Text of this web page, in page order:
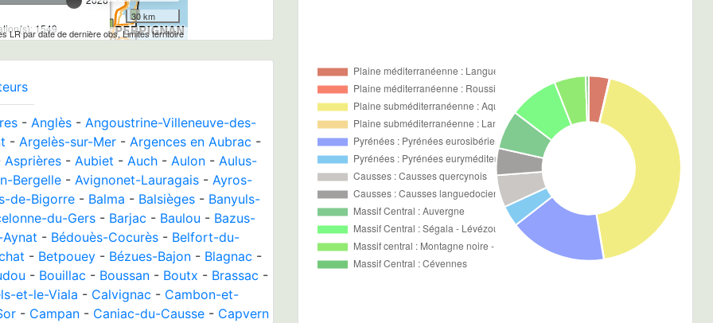
1549
30 km
LR par date de dernière obs, Limites territoire
- Anglès - Angoustrine-Villeneuve-des-
- Argelès-sur-Mer - Argences en Aubrac -
Asprières - Aubiet - Auch - Aulon - Aulus-
Bergelle - Avignonet-Lauragais - Ayros-
de-Bigorre - Balma - Balsièges - Banyuls-
du-Gers - Barjac - Baulou - Bazus-
- Bédouès-Cocurès - Belfort-du-
- Betpouey - Bézues-Bajon - Blagnac -
- Bouillac - Boussan - Boutx - Brassac -
et-le-Viala - Calvignac - Cambon-et-
- Campan - Caniac-du-Causse - Capvern